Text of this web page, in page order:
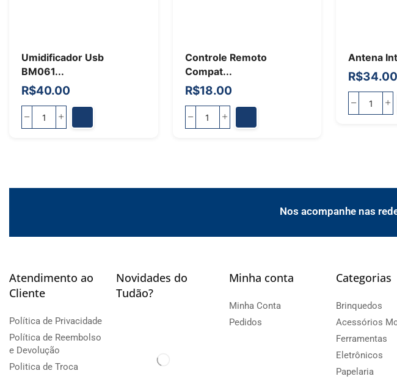
Umidificador Usb
BM061...
R$40.00
Controle Remoto
Compat...
R$18.00
Antena
R$34.00
Nos acompanhe nas
Atendimento ao
Cliente
Política de Privacidade
Política de Reembolso
e Devolução
Politica de Troca
Novidades do
Tudão?
Minha conta
Minha Conta
Pedidos
Categorias
Brinquedos
Acessórios
Ferramentas
Eletrônicos
Papelaria